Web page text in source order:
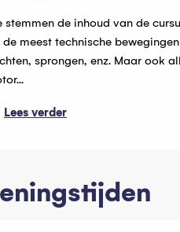
stemmen de inhoud van de
meest technische
sprongen, enz. Maar ook
Lees verder